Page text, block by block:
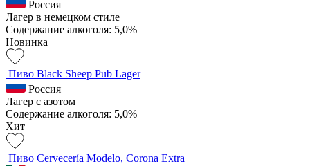
Россия
Лагер в немецком стиле
Содержание алкоголя: 5,0%
Новинка
Пиво Black Sheep Pub Lager
Россия
Лагер с азотом
Содержание алкоголя: 5,0%
Хит
Пиво Cervecería Modelo, Corona Extra